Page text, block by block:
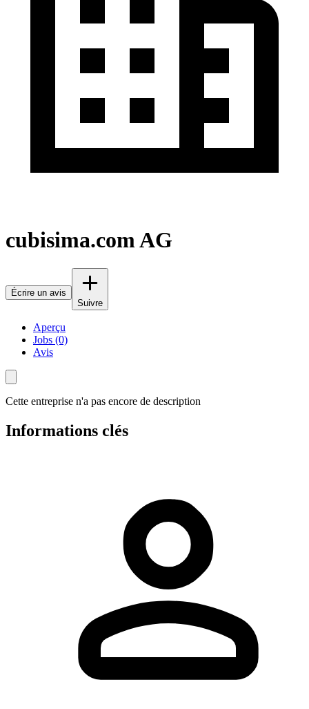
cubisima.com AG
Écrire un avis
Suivre
Aperçu
Jobs (0)
Avis
Cette entreprise n'a pas encore de description
Informations clés